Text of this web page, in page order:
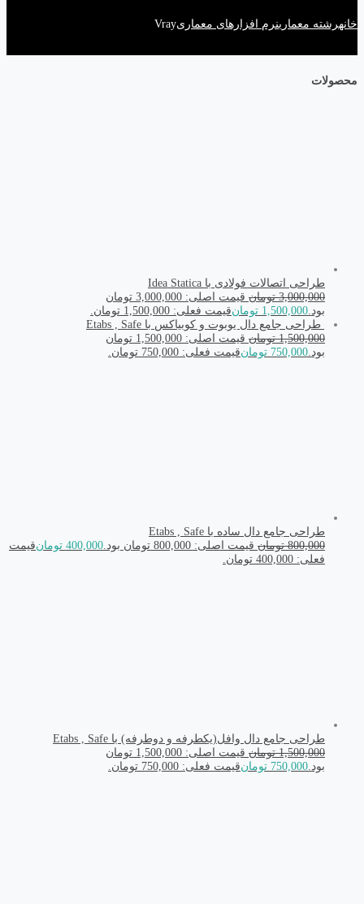
خانهرشته معمارینرم افزارهای معماریVray
محصولات
طراحی اتصالات فولادی با Idea Statica
3,000,000 تومان
قیمت اصلی: 3,000,000 تومان
بود. 1,500,000 تومانقیمت فعلی: 1,500,000 تومان.
طراحی جامع دال یوبوت و کوبیاکس با Etabs , Safe
1,500,000 تومان
قیمت اصلی: 1,500,000 تومان
بود. 750,000 تومانقیمت فعلی: 750,000 تومان.
طراحی جامع دال ساده با Etabs , Safe
800,000 تومان قیمت اصلی: 800,000 تومان بود. 400,000 تومانقیمت
فعلی: 400,000 تومان.
طراحی جامع دال وافل(یکطرفه و دوطرفه) با Etabs , Safe
1,500,000 تومان
قیمت اصلی: 1,500,000 تومان
بود. 750,000 تومانقیمت فعلی: 750,000 تومان.